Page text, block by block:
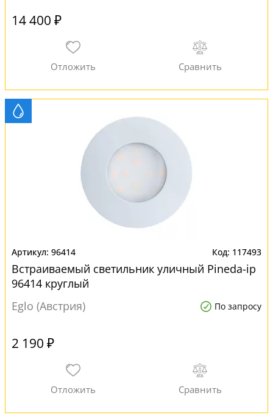
14 400 ₽
96414 117493
Встраиваемый светильник уличный Pineda-ip
96414 круглый
Eglo (Австрия)
По запросу
2 190 ₽